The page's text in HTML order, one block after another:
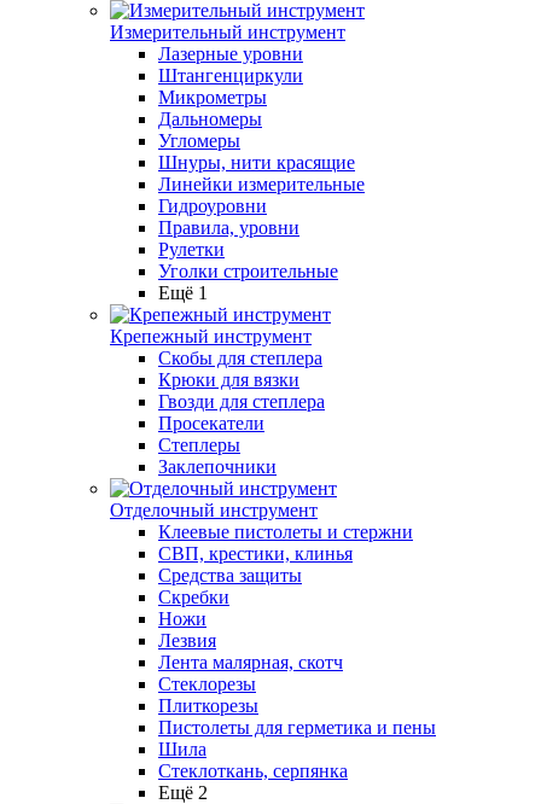
Измерительный инструмент
Лазерные уровни
Штангенциркули
Микрометры
Дальномеры
Угломеры
Шнуры, нити красящие
Линейки измерительные
Гидроуровни
Правила, уровни
Рулетки
Уголки строительные
Ещё 1
Крепежный инструмент
Скобы для степлера
Крюки для вязки
Гвозди для степлера
Просекатели
Степлеры
Заклепочники
Отделочный инструмент
Клеевые пистолеты и стержни
СВП, крестики, клинья
Средства защиты
Скребки
Ножи
Лезвия
Лента малярная, скотч
Стеклорезы
Плиткорезы
Пистолеты для герметика и пены
Шила
Стеклоткань, серпянка
Ещё 2